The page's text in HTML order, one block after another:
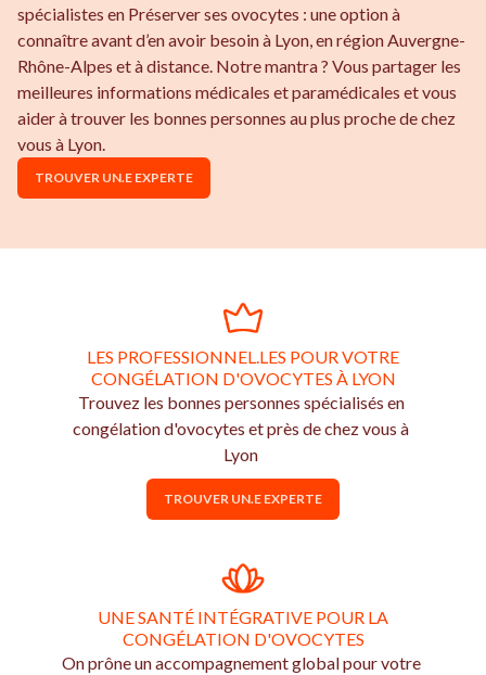
spécialistes en Préserver ses ovocytes : une option à
connaître avant d’en avoir besoin à Lyon, en région Auvergne-
Rhône-Alpes et à distance. Notre mantra ? Vous partager les
meilleures informations médicales et paramédicales et vous
aider à trouver les bonnes personnes au plus proche de chez
vous à Lyon.
TROUVER UN.E EXPERTE
LES PROFESSIONNEL.LES POUR VOTRE
CONGÉLATION D'OVOCYTES À LYON
Trouvez les bonnes personnes spécialisés en
congélation d'ovocytes et près de chez vous à
Lyon
TROUVER UN.E EXPERTE
UNE SANTÉ INTÉGRATIVE POUR LA
CONGÉLATION D'OVOCYTES
On prône un accompagnement global pour votre